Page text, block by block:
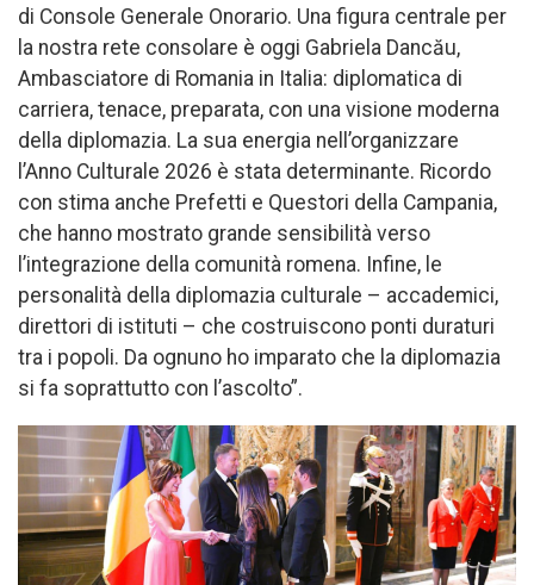
di Console Generale Onorario. Una figura centrale per
la nostra rete consolare è oggi Gabriela Dancău,
Ambasciatore di Romania in Italia: diplomatica di
carriera, tenace, preparata, con una visione moderna
della diplomazia. La sua energia nell’organizzare
l’Anno Culturale 2026 è stata determinante. Ricordo
con stima anche Prefetti e Questori della Campania,
che hanno mostrato grande sensibilità verso
l’integrazione della comunità romena. Infine, le
personalità della diplomazia culturale – accademici,
direttori di istituti – che costruiscono ponti duraturi
tra i popoli. Da ognuno ho imparato che la diplomazia
si fa soprattutto con l’ascolto”.